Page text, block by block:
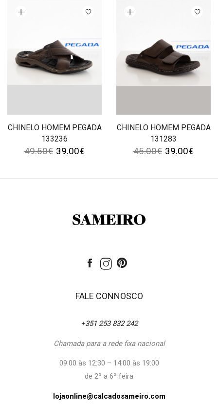
CHINELO HOMEM PEGADA
133236
opções
49.50€ 39.00€
CHINELO HOMEM PEGADA
131283
Ver opções
45.00€ 39.00€
FALE CONNOSCO
+351 253 832 242
Chamada para a rede fixa nacional
09:00 às 12:30 – 14:00 às 19:00
de 2ª a 6ª feira
lojaonline@calcadosameiro.com